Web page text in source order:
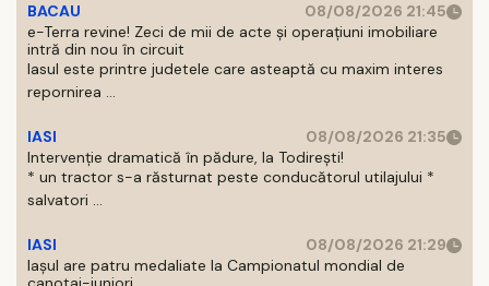
BACAU
08/08/2026 21:45
e-Terra revine! Zeci de mii de acte și operațiuni imobiliare
intră din nou în circuit
Iasul este printre judetele care asteaptă cu maxim interes
repornirea ...
IASI
08/08/2026 21:35
Intervenție dramatică în pădure, la Todirești!
* un tractor s-a răsturnat peste conducătorul utilajului *
salvatori ...
IASI
08/08/2026 21:29
Iaşul are patru medaliate la Campionatul mondial de